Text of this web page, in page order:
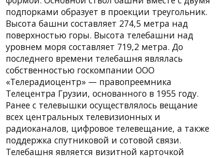
подпорками образует в проекции треугольник.
Высота башни составляет 274,5 метра над
поверхностью горы. Высота телебашни над
уровнем моря составляет 719,2 метра. До
последнего времени телебашня являлась
собственностью госкомпании ООО
«Телерадиоцентр» — правопреемника
Телецентра Грузии, основанного в 1955 году.
Ранее с телевышки осуществлялось вещание
всех центральных телевизионных и
радиоканалов, цифровое телевещание, а также
поддержка спутниковой и сотовой связи.
Телебашня является визитной карточкой